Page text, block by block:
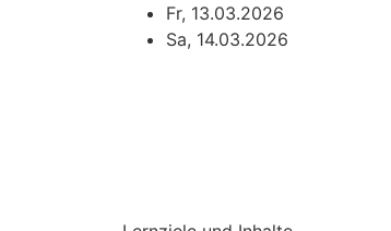
Fr, 13.03.2026
Sa, 14.03.2026